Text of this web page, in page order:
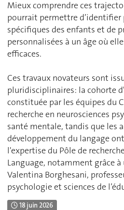
Mieux comprendre ces
pourrait permettre d’identifier
spécifiques des enfants et de
personnalisées à un âge où
efficaces.
Ces travaux novateurs sont
pluridisciplinaires: la cohorte
constituée par les équipes du
recherche en neurosciences
santé mentale, tandis que les
développement du langage
l'expertise du Pôle de
Language, notamment grâce
Valentina Borghesani,
psychologie et sciences de
18 juin 2026